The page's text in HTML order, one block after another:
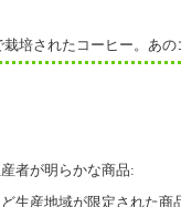
培されたコーヒー。あ
者が明らかな商品:
生産地域が限定された商